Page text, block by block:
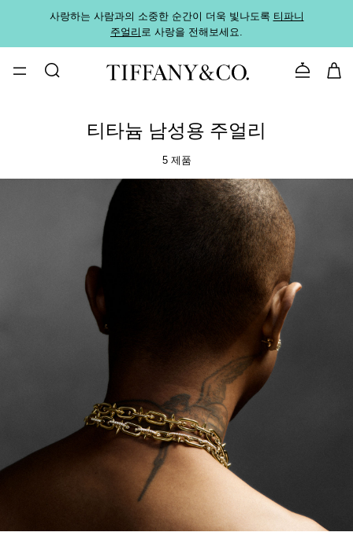
사랑하는 사람과의 소중한 순간이 더욱 빛나도록 티파니
주얼리로 사랑을 전해보세요.
문의하기
티타늄 남성용 주얼리
5 제품